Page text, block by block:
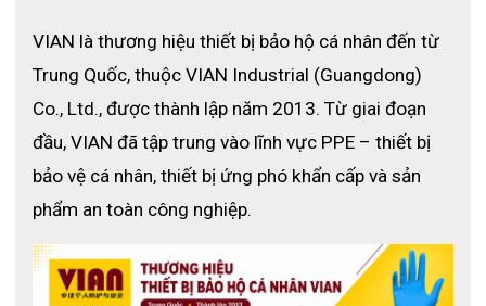
VIAN là thương hiệu thiết bị bảo hộ cá nhân đến từ
Trung Quốc, thuộc VIAN Industrial (Guangdong)
Co., Ltd., được thành lập năm 2013. Từ giai đoạn
đầu, VIAN đã tập trung vào lĩnh vực PPE – thiết bị
bảo vệ cá nhân, thiết bị ứng phó khẩn cấp và sản
phẩm an toàn công nghiệp.